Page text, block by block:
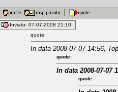
Inviato: 07-07-2008 21:10
quote:
In data 2008-07-07 14:56,
quote:
In data 2008-07-07
quote: